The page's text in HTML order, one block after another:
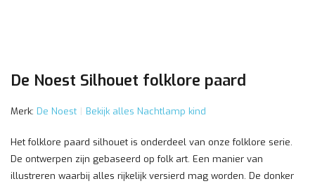
De Noest Silhouet folklore paard
Merk: De Noest Bekijk alles Nachtlamp kind
Het folklore paard silhouet is onderdeel van onze folklore serie.
De ontwerpen zijn gebaseerd op folk art. Een manier van
illustreren waarbij alles rijkelijk versierd mag worden. De donker